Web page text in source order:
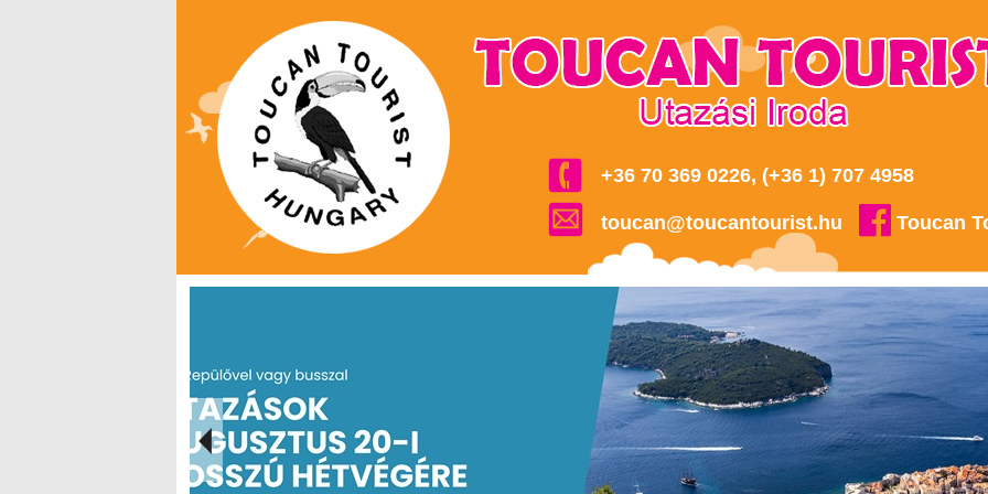
+36 70 369 0226, (+36 1) 707 4958
toucan@toucantourist.hu Toucan